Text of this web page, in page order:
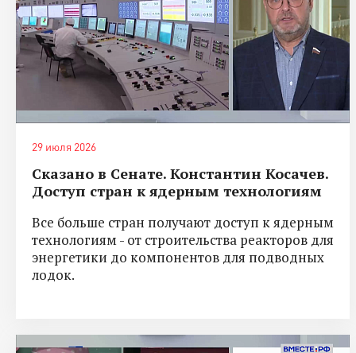
29 июля 2026
Сказано в Сенате. Константин Косачев.
Доступ стран к ядерным технологиям
Все больше стран получают доступ к ядерным
технологиям - от строительства реакторов для
энергетики до компонентов для подводных
лодок.